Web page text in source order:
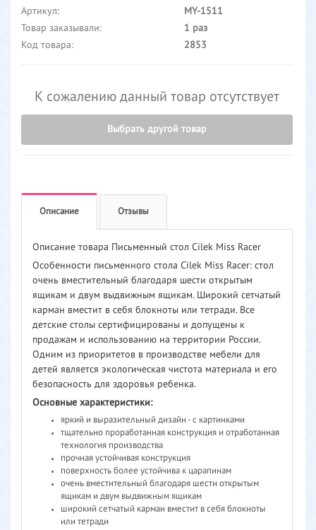
Артикул:
MY-1511
Товар заказывали:
1 раз
Код товара:
2853
К сожалению данный товар отсутствует
Выбрать другой товар
Описание Отзывы
Описание товара Письменный стол Cilek Miss Racer
Особенности письменного стола Cilek Miss Racer: стол
очень вместительный благодаря шести открытым
ящикам и двум выдвижным ящикам. Широкий сетчатый
карман вместит в себя блокноты или тетради. Все
детские столы сертифицированы и допущены к
продажам и использованию на территории России.
Одним из приоритетов в производстве мебели для
детей является экологическая чистота материала и его
безопасность для здоровья ребенка.
Основные характеристики:
яркий и выразительный дизайн - c картинками
тщательно проработанная конструкция и отработанная
технология производства
прочная устойчивая конструкция
поверхность более устойчива к царапинам
очень вместительный благодаря шести открытым
ящикам и двум выдвижным ящикам
широкий сетчатый карман вместит в себя блокноты
или тетради